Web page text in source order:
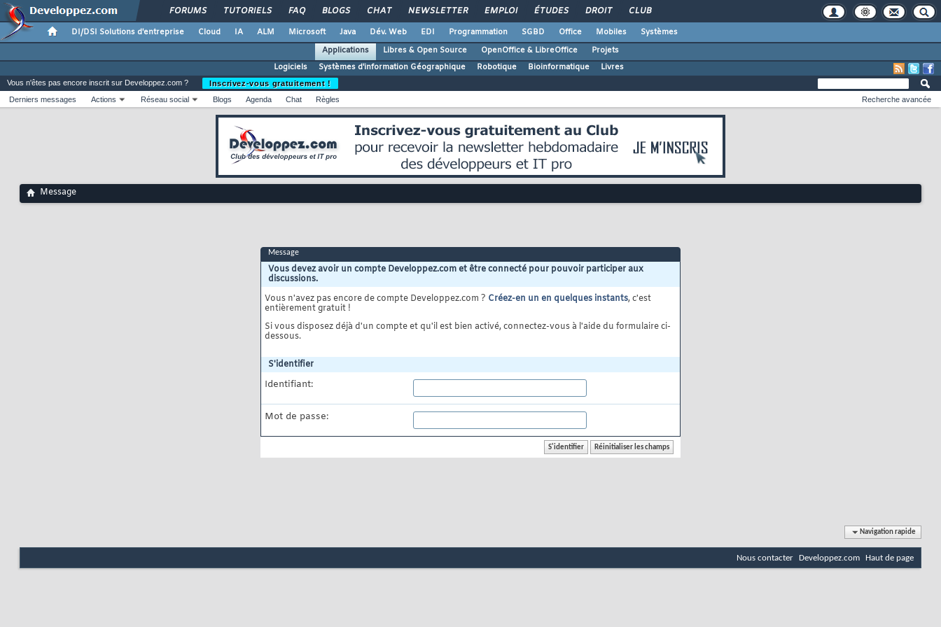
FORUMS TUTORIELS FAQ BLOGS CHAT NEWSLETTER EMPLOI ÉTUDES DROIT CLUB
DI/DSI Solutions d'entreprise Cloud IA ALM Microsoft Java Dév. Web EDI Programmation SGBD Office Mobiles
Systèmes
Applications
Libres & Open Source OpenOffice & LibreOffice
Projets
Logiciels
Systèmes d'information Géographique Robotique Bioinformatique Livres
Vous n'êtes pas encore inscrit sur Developpez.com ?
Inscrivez-vous gratuitement !
Derniers messages
Actions Réseau social Blogs Agenda Chat Règles Recherche avancée
Message
Message
Vous devez avoir un compte Developpez.com et être connecté pour pouvoir participer aux
discussions.
Vous n'avez pas encore de compte Developpez.com ? Créez-en un en quelques instants, c'est
entièrement gratuit !
Si vous disposez déjà d'un compte et qu'il est bien activé, connectez-vous à l'aide du formulaire ci-
dessous.
S'identifier
Identifiant:
Mot de passe:
Navigation rapide
Nous contacter Developpez.com Haut de page